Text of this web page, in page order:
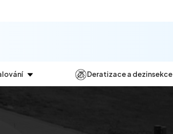
Deratizace a dezinsekce